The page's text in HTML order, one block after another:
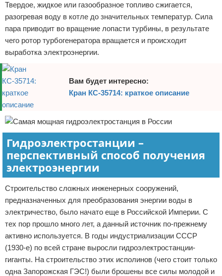
Твердое, жидкое или газообразное топливо сжигается,
разогревая воду в котле до значительных температур. Сила
пара приводит во вращение лопасти турбины, в результате
чего ротор турбогенератора вращается и происходит
выработка электроэнергии.
Вам будет интересно:
Кран КС-35714: краткое описание
Гидроэлектростанции –
перспективный способ получения
электроэнергии
Строительство сложных инженерных сооружений,
предназначенных для преобразования энергии воды в
электричество, было начато еще в Российской Империи. С
тех пор прошло много лет, а данный источник по-прежнему
активно используется. В годы индустриализации СССР
(1930-е) по всей стране выросли гидроэлектростанции-
гиганты. На строительство этих исполинов (чего стоит только
одна Запорожская ГЭС!) были брошены все силы молодой и